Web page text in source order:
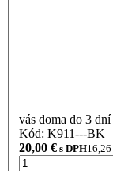
vás doma do 3 dní
Kód: K911---BK
20,00 € s DPH16,26